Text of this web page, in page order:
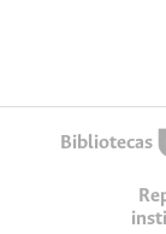
Bibliotecas